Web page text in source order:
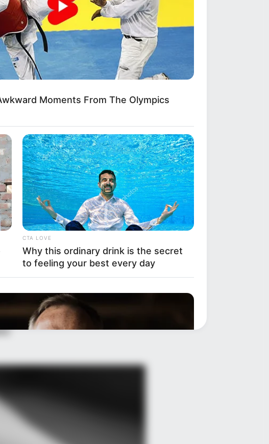
Moments From The Olympics
CTA LOVE
Why this ordinary drink is the secret
to feeling your best every day